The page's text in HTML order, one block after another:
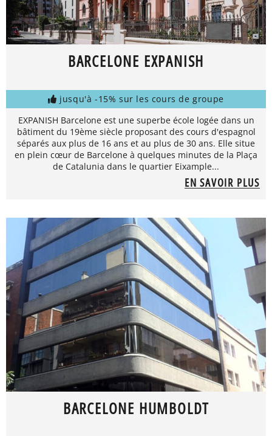
BARCELONE EXPANISH
jusqu'à -15% sur les cours de groupe
EXPANISH Barcelone est une superbe école logée dans un
bâtiment du 19ème siècle proposant des cours d'espagnol
séparés aux plus de 16 ans et au plus de 30 ans. Elle situe
en plein cœur de Barcelone à quelques minutes de la Plaça
de Catalunia dans le quartier Eixample...
EN SAVOIR PLUS
BARCELONE HUMBOLDT